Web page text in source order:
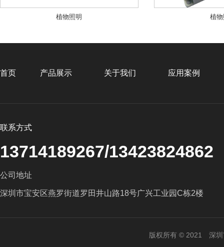
植物照明 植
首页 产品展示 关于我们 应用案例
联系方式
13714189267/13423824862
公司地址
深圳市宝安区燕罗街道罗田井山路18号广兴工业园C栋2楼
版权所有 © 2021 深